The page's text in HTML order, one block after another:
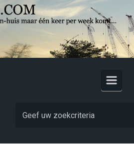
Skip to main content